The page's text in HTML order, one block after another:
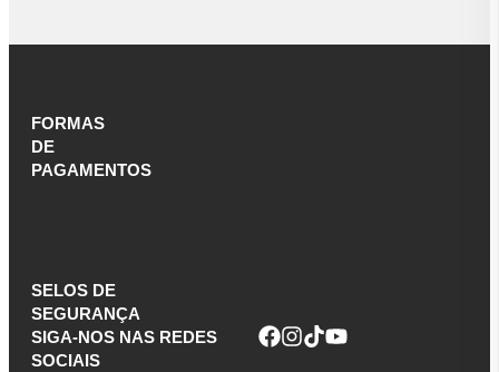
FORMAS
DE
PAGAMENTOS
SELOS DE
SEGURANÇA
SIGA-NOS NAS REDES
SOCIAIS